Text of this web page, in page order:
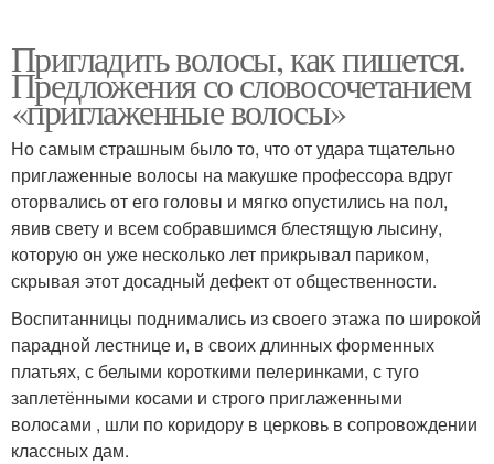
Пригладить волосы, как пишется.
Предложения со словосочетанием
«приглаженные волосы»
Но самым страшным было то, что от удара тщательно
приглаженные волосы на макушке профессора вдруг
оторвались от его головы и мягко опустились на пол,
явив свету и всем собравшимся блестящую лысину,
которую он уже несколько лет прикрывал париком,
скрывая этот досадный дефект от общественности.
Воспитанницы поднимались из своего этажа по широкой
парадной лестнице и, в своих длинных форменных
платьях, с белыми короткими пелеринками, с туго
заплетёнными косами и строго приглаженными
волосами , шли по коридору в церковь в сопровождении
классных дам.